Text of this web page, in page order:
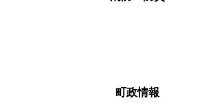
町政情報